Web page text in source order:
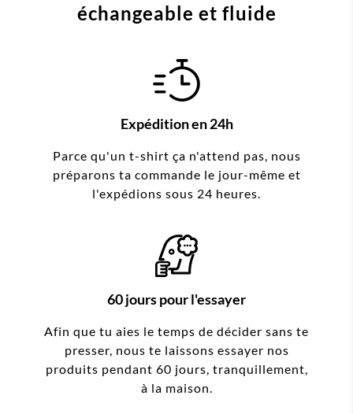
échangeable et fluide
Expédition en 24h
Parce qu'un t-shirt ça n'attend pas, nous
préparons ta commande le jour-même et
l'expédions sous 24 heures.
60 jours pour l'essayer
Afin que tu aies le temps de décider sans te
presser, nous te laissons essayer nos
produits pendant 60 jours, tranquillement,
à la maison.